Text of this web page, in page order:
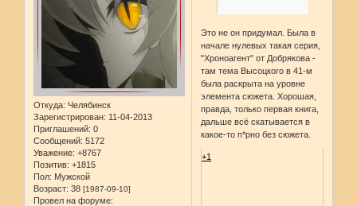
Откуда: Челябинск
Зарегистрирован: 11-04-2013
Приглашений: 0
Сообщений: 5172
Уважение: +8767
Позитив: +1815
Пол: Мужской
Возраст: 38 [1987-09-10]
Провел на форуме:
Это не он придумал. Была в
начале нулевых такая серия,
"Хроноагент" от Добрякова -
там тема Высоцкого в 41-м
была раскрыта на уровне
элемента сюжета. Хорошая,
правда, только первая книга,
дальше всё скатывается в
какое-то п*рно без сюжета.
+1